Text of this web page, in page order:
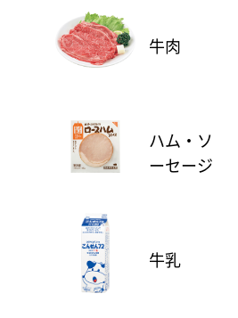
牛肉
ハム・ソ
ーセージ
牛乳